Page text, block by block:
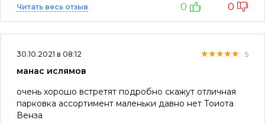
Читать весь отзыв 0 0
30.10.2021 в 08:12 ★★★★★
★★★★★
★★★★★ 5
манас ислямов
очень хорошо встретят подробно скажут отличная
парковка ассортимент маленьки давно нет Тоиота
Венза